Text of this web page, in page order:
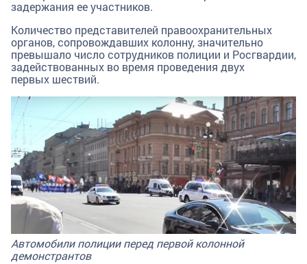
задержания ее участников.
Количество представителей правоохранительных
органов, сопровождавших колонну, значительно
превышало число сотрудников полиции и Росгвардии,
задействованных во время проведения двух
первых шествий.
Автомобили полиции перед первой колонной
демонстрантов